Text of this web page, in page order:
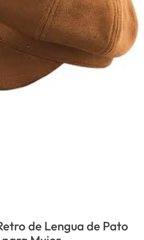
de Lengua de Pato